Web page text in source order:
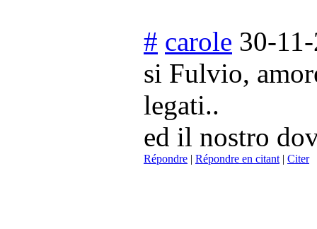
# carole 30-
si Fulvio,
legati..
ed il nostro
Répondre | Répondre en citant| Citer